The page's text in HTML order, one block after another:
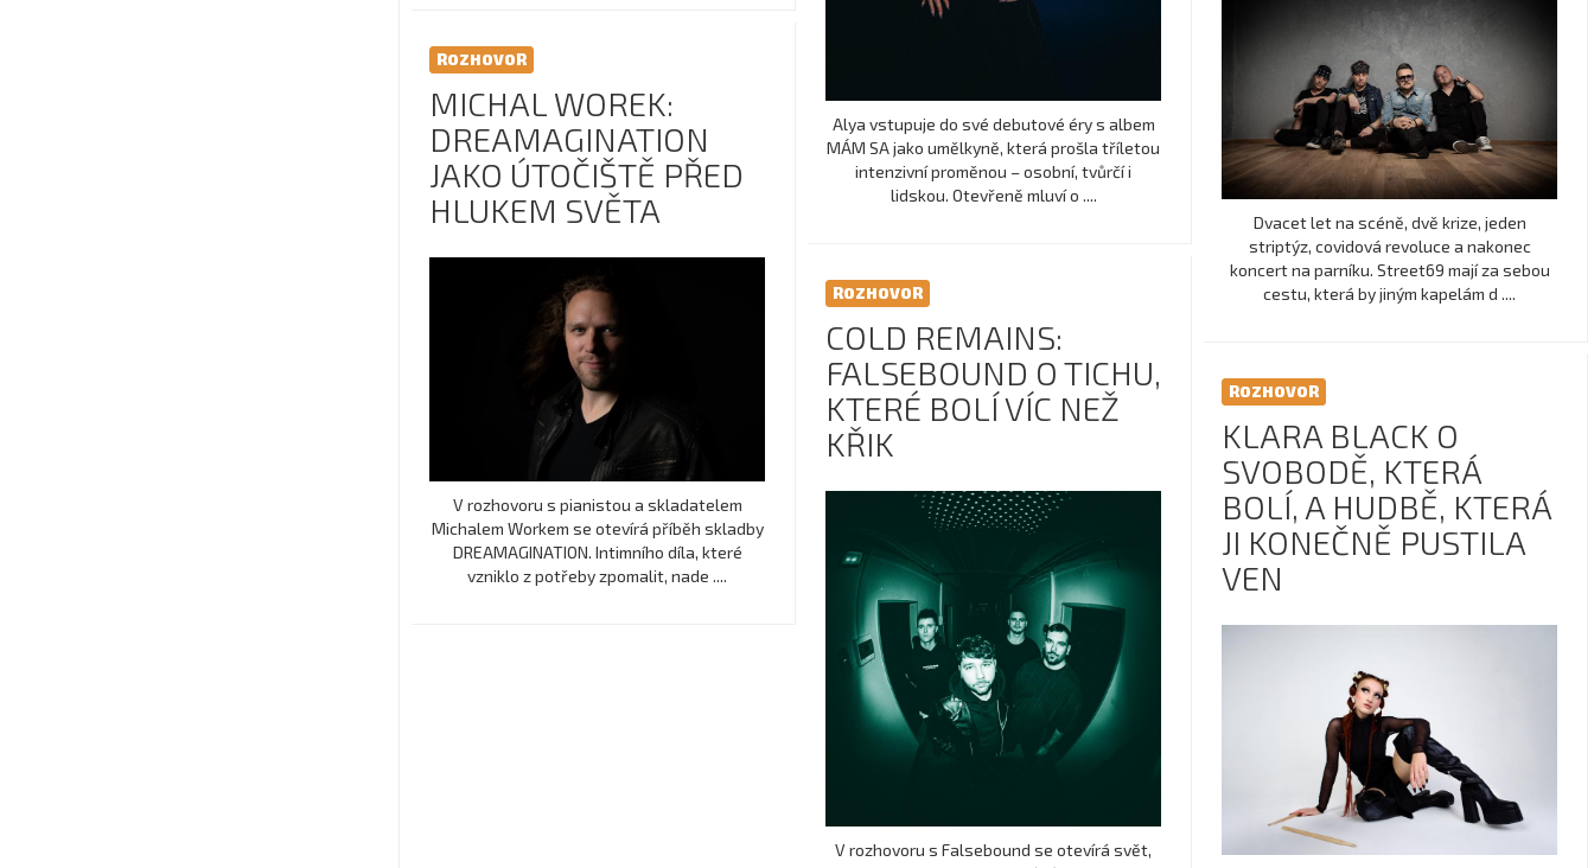
Alya vstupuje do své debutové éry s albem
MÁM SA jako umělkyně, která prošla tříletou
intenzivní proměnou – osobní, tvůrčí i
lidskou. Otevřeně mluví o ....
Dvacet let na scéně, dvě krize, jeden
striptýz, covidová revoluce a nakonec
koncert na parníku. Street69 mají za sebou
cestu, která by jiným kapelám d ....
ROZHOVOR
MICHAL WOREK:
DREAMAGINATION
JAKO ÚTOČIŠTĚ PŘED
HLUKEM SVĚTA
V rozhovoru s pianistou a skladatelem
Michalem Workem se otevírá příběh skladby
DREAMAGINATION. Intimního díla, které
vzniklo z potřeby zpomalit, nade ....
ROZHOVOR
COLD REMAINS:
FALSEBOUND O TICHU,
KTERÉ BOLÍ VÍC NEŽ
KŘIK
V rozhovoru s Falsebound se otevírá svět,
ROZHOVOR
KLARA BLACK O
SVOBODĚ, KTERÁ
BOLÍ, A HUDBĚ, KTERÁ
JI KONEČNĚ PUSTILA
VEN